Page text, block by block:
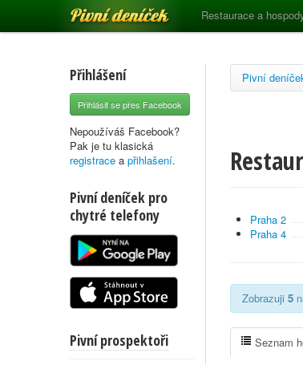
Pivní deníček Restaurace a
Přihlášení
Přihlásit se přes Facebook
Nepoužíváš Facebook?
Pak je tu klasická
registrace a přihlašení.
Pivní deníček pro
chytré telefony
Pivní prospektoři
Pivní
Praha 2
Praha 4
Zobrazuji 5
Seznam